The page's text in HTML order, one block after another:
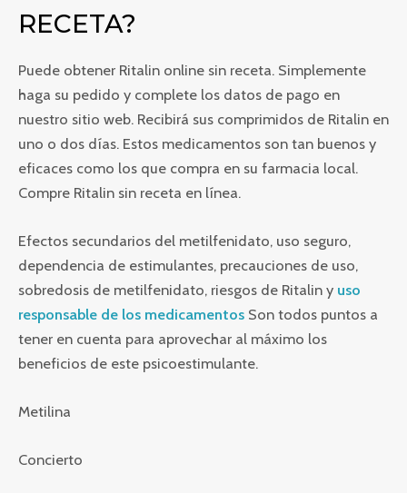
RECETA?
Puede obtener Ritalin online sin receta. Simplemente
haga su pedido y complete los datos de pago en
nuestro sitio web. Recibirá sus comprimidos de Ritalin en
uno o dos días. Estos medicamentos son tan buenos y
eficaces como los que compra en su farmacia local.
Compre Ritalin sin receta en línea.
Efectos secundarios del metilfenidato, uso seguro,
dependencia de estimulantes, precauciones de uso,
sobredosis de metilfenidato, riesgos de Ritalin y uso
responsable de los medicamentos Son todos puntos a
tener en cuenta para aprovechar al máximo los
beneficios de este psicoestimulante.
Metilina
Concierto